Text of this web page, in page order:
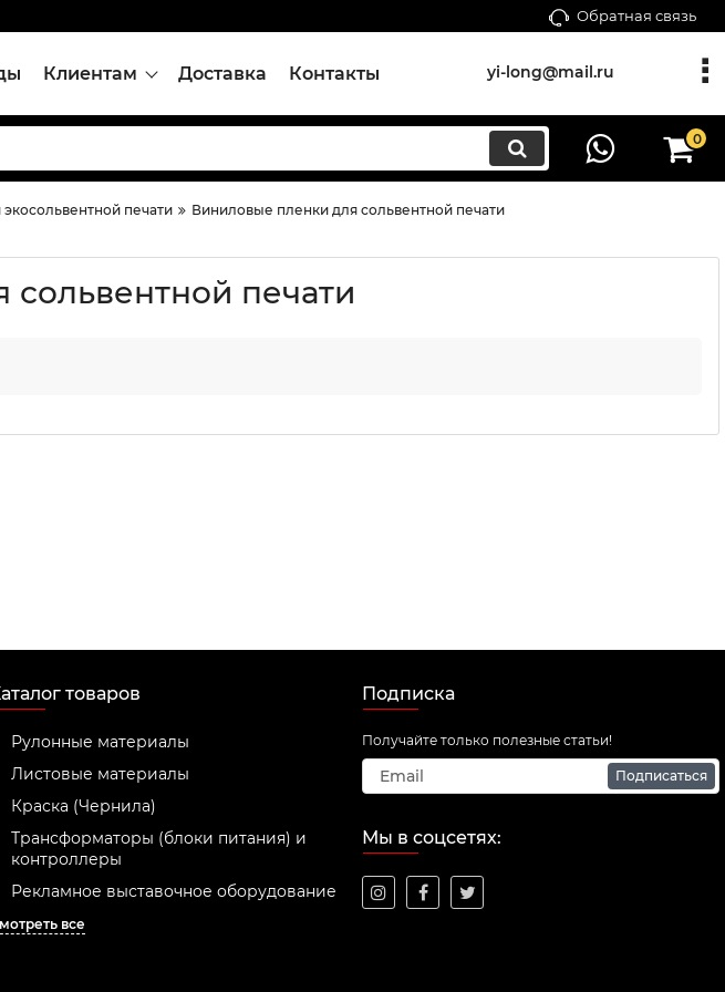
Обратная связь
Клиентам Доставка Контакты yi-long@mail.ru
0
печати
Виниловые пленки для сольвентной печати
печати
товаров
Рулонные материалы
Листовые материалы
Краска (Чернила)
Трансформаторы (блоки питания) и
контроллеры
Рекламное выставочное оборудование
все
Подписка
Получайте только полезные статьи!
Подписаться
Мы в соцсетях: